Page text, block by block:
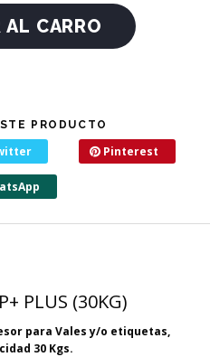
PRODUCTO
Pinterest
PLUS (30KG)
para Vales y/o etiquetas,
30 Kgs.